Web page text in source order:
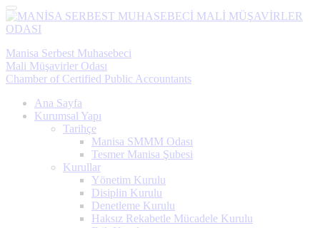
Menü
Manisa Serbest Muhasebeci
Mali Müşavirler Odası
Chamber of Certified Public Accountants
Ana Sayfa
Kurumsal Yapı
Tarihçe
Manisa SMMM Odası
Tesmer Manisa Şubesi
Kurullar
Yönetim Kurulu
Disiplin Kurulu
Denetleme Kurulu
Haksız Rekabetle Mücadele Kurulu